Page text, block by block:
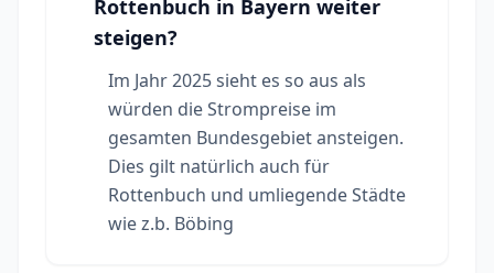
Rottenbuch in Bayern weiter
steigen?
Im Jahr 2025 sieht es so aus als
würden die Strompreise im
gesamten Bundesgebiet ansteigen.
Dies gilt natürlich auch für
Rottenbuch und umliegende Städte
wie z.b. Böbing